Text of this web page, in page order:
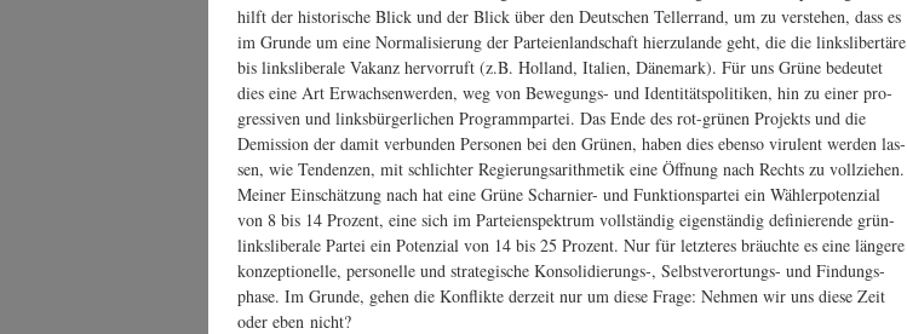
hilft der his­to­ri­sche Blick und der Blick über den Deut­schen Tel­ler­rand, um zu ver­ste­hen, dass es
im Grun­de um eine Nor­ma­li­sie­rung der Par­tei­en­land­schaft hier­zu­lan­de geht, die die links­li­ber­tä­re
bis links­li­be­ra­le Vakanz her­vor­ruft (z.B. Hol­land, Ita­li­en, Däne­mark). Für uns Grü­ne bedeu­tet
dies eine Art Erwach­sen­wer­den, weg von Bewe­gungs- und Iden­ti­täts­po­li­ti­ken, hin zu einer pro­
gres­si­ven und links­bür­ger­li­chen Pro­gramm­par­tei. Das Ende des rot-grü­nen Pro­jekts und die
Demis­si­on der damit ver­bun­den Per­so­nen bei den Grü­nen, haben dies eben­so viru­lent wer­den las­
sen, wie Ten­den­zen, mit schlich­ter Regie­rungs­arith­me­tik eine Öff­nung nach Rechts zu voll­zie­hen.
Mei­ner Ein­schät­zung nach hat eine Grü­ne Schar­nier- und Funk­ti­ons­par­tei ein Wäh­ler­po­ten­zi­al
von 8 bis 14 Pro­zent, eine sich im Par­tei­en­spek­trum voll­stän­dig eigen­stän­dig defi­nie­ren­de grün-
links­li­be­ra­le Par­tei ein Poten­zi­al von 14 bis 25 Pro­zent. Nur für letz­te­res bräuch­te es eine län­ge­re
kon­zep­tio­nel­le, per­so­nel­le und stra­te­gi­sche Konsolidierungs‑, Selbst­ver­or­tungs- und Fin­dungs­
pha­se. Im Grun­de, gehen die Kon­flik­te der­zeit nur um die­se Fra­ge: Neh­men wir uns die­se Zeit
oder eben nicht?